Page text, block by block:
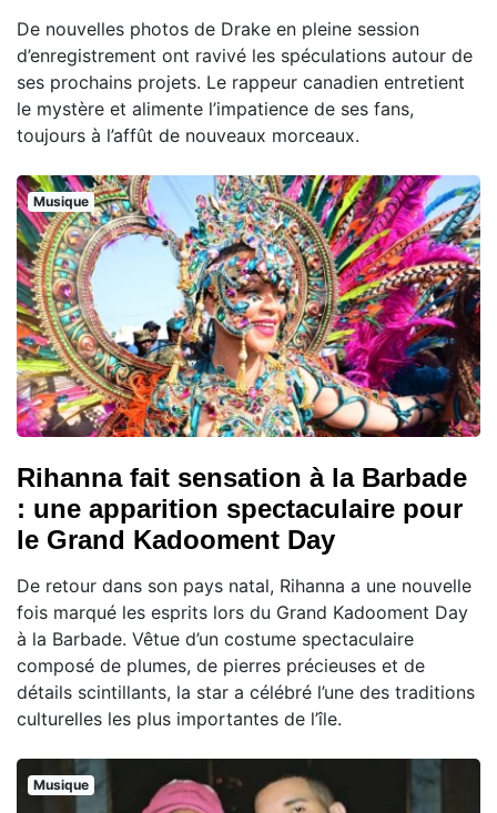
De nouvelles photos de Drake en pleine session
d’enregistrement ont ravivé les spéculations autour de
ses prochains projets. Le rappeur canadien entretient
le mystère et alimente l’impatience de ses fans,
toujours à l’affût de nouveaux morceaux.
Musique
Rihanna fait sensation à la Barbade
: une apparition spectaculaire pour
le Grand Kadooment Day
De retour dans son pays natal, Rihanna a une nouvelle
fois marqué les esprits lors du Grand Kadooment Day
à la Barbade. Vêtue d’un costume spectaculaire
composé de plumes, de pierres précieuses et de
détails scintillants, la star a célébré l’une des traditions
culturelles les plus importantes de l’île.
Musique